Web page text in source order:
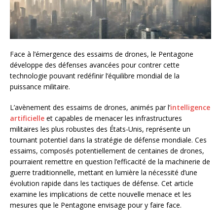
Face à l’émergence des essaims de drones, le Pentagone
développe des défenses avancées pour contrer cette
technologie pouvant redéfinir l’équilibre mondial de la
puissance militaire.
L’avènement des essaims de drones, animés par l’intelligence
artificielle et capables de menacer les infrastructures
militaires les plus robustes des États-Unis, représente un
tournant potentiel dans la stratégie de défense mondiale. Ces
essaims, composés potentiellement de centaines de drones,
pourraient remettre en question l’efficacité de la machinerie de
guerre traditionnelle, mettant en lumière la nécessité d’une
évolution rapide dans les tactiques de défense. Cet article
examine les implications de cette nouvelle menace et les
mesures que le Pentagone envisage pour y faire face.